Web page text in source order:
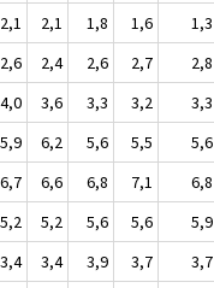
2,1 2,1 1,8 1,6 1,3
2,6 2,4 2,6 2,7 2,8
4,0 3,6 3,3 3,2 3,3
5,9 6,2 5,6 5,5 5,6
6,7 6,6 6,8 7,1 6,8
5,2 5,2 5,6 5,6 5,9
3,4 3,4 3,9 3,7 3,7